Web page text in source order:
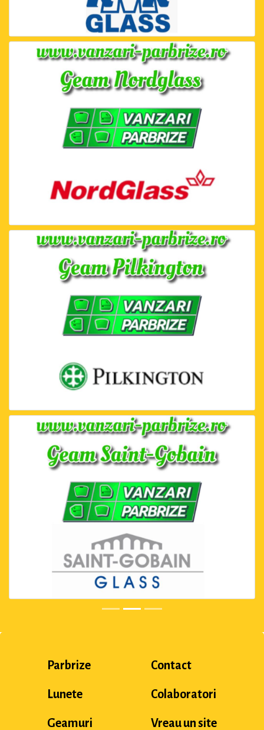
Parbrize
Lunete
Geamuri
Contact
Colaboratori
Vreau un site